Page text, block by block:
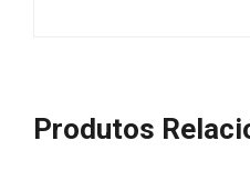
Produtos